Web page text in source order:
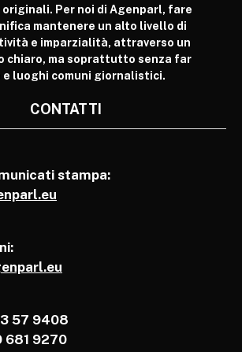
Per noi di Agenparl, fare
mantenere un alto livello di
e imparzialità, attraverso un
chiaro, ma soprattutto senza far
e luoghi comuni giornalistici.
CONTATTI
stampa:
57 9408
681 9270